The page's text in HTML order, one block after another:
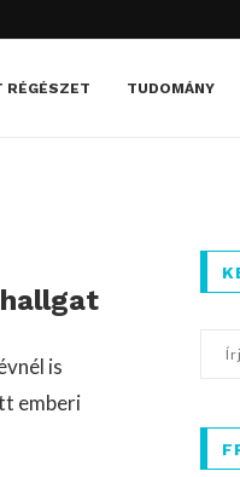
RÉGÉSZET TUDOMÁNY
is
emberi